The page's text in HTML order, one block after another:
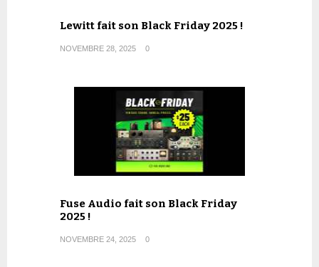
Lewitt fait son Black Friday 2025 !
NOVEMBRE 28, 2025 0
Fuse Audio fait son Black Friday
2025 !
NOVEMBRE 24, 2025 0